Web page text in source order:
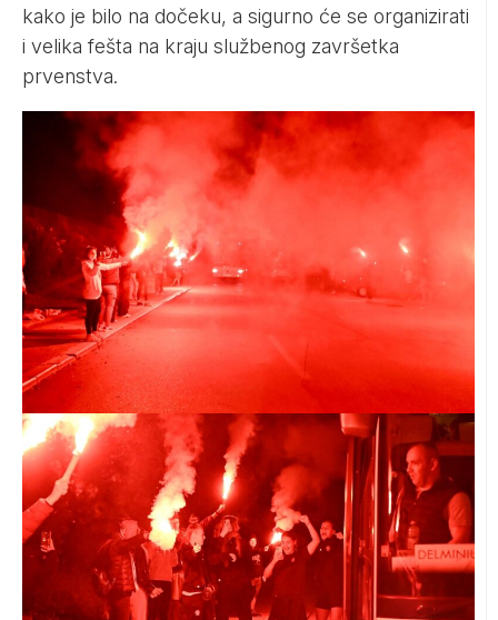
kako je bilo na dočeku, a sigurno će se organizirati
i velika fešta na kraju službenog završetka
prvenstva.